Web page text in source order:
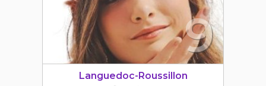
9
Languedoc-Roussillon